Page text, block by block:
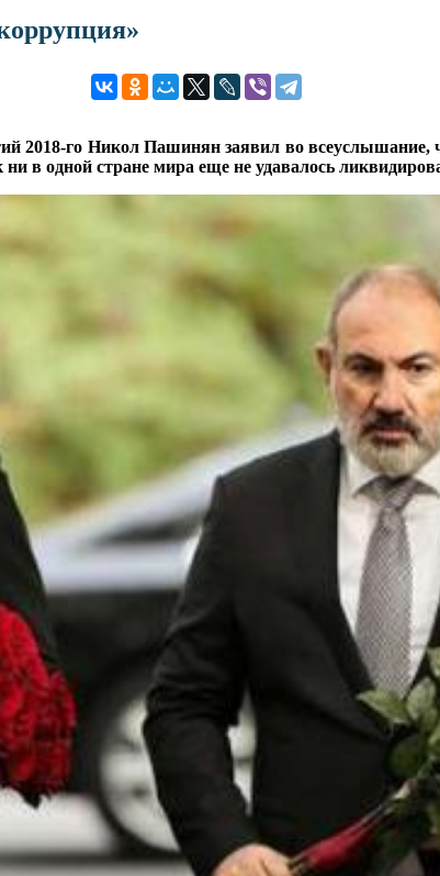
2018-го Никол Пашинян заявил во
в одной стране мира еще не удавалось